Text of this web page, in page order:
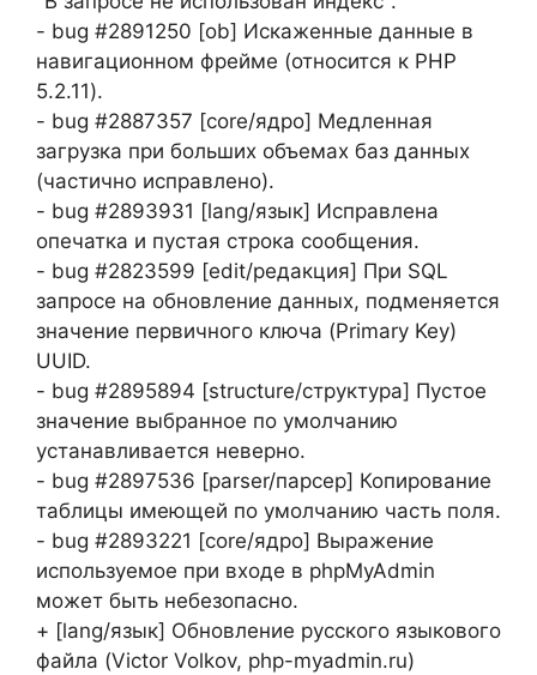
- bug #2891250 [ob] Искаженные данные в
навигационном фрейме (относится к PHP
5.2.11).
- bug #2887357 [core/ядро] Медленная
загрузка при больших объемах баз данных
(частично исправлено).
- bug #2893931 [lang/язык] Исправлена
опечатка и пустая строка сообщения.
- bug #2823599 [edit/редакция] При SQL
запросе на обновление данных, подменяется
значение первичного ключа (Primary Key)
UUID.
- bug #2895894 [structure/структура] Пустое
значение выбранное по умолчанию
устанавливается неверно.
- bug #2897536 [parser/парсер] Копирование
таблицы имеющей по умолчанию часть поля.
- bug #2893221 [core/ядро] Выражение
используемое при входе в phpMyAdmin
может быть небезопасно.
+ [lang/язык] Обновление русского языкового
файла (Victor Volkov, php-myadmin.ru)